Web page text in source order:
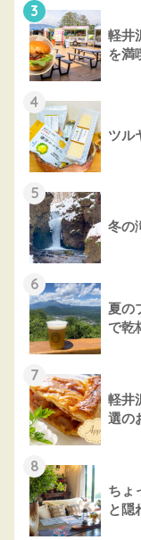
3
軽井
を満
4
ツル
5
冬の
6
夏の
で乾
7
軽井
選の
8
ちょ
と隠